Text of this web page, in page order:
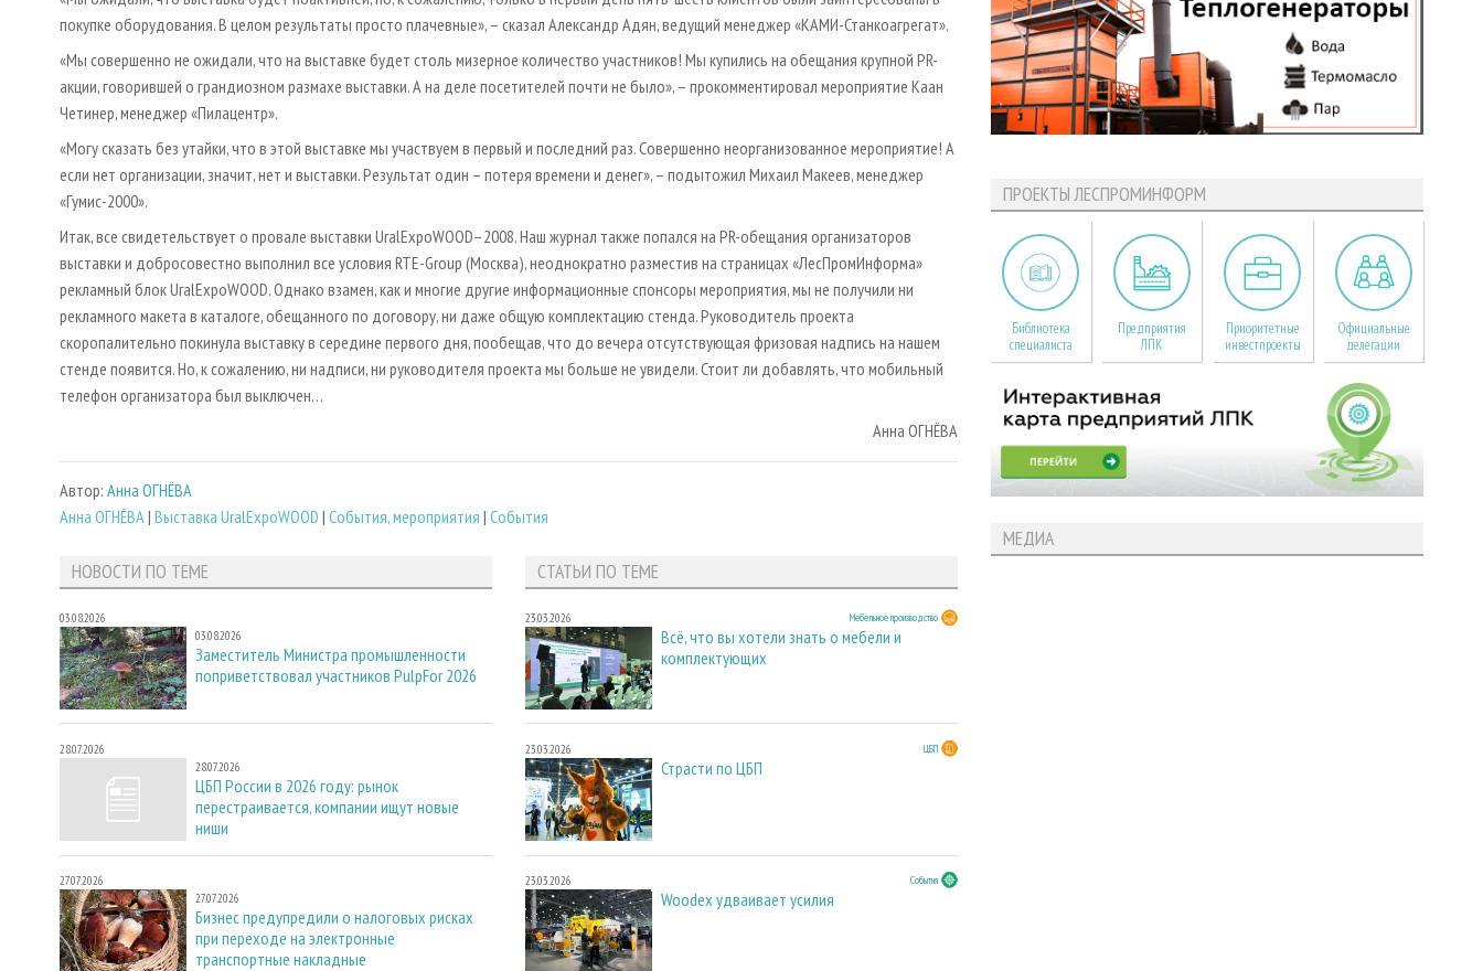
покупке оборудования. В целом результаты просто плачевные», – сказал Александр Адян, ведущий менеджер «КАМИ-Станкоагрегат».
«Мы совершенно не ожидали, что на выставке будет столь мизерное количество участников! Мы купились на обещания крупной PR-
акции, говорившей о грандиозном размахе выставки. А на деле посетителей почти не было», – прокомментировал мероприятие Каан
Четинер, менеджер «Пилацентр».
«Могу сказать без утайки, что в этой выставке мы участвуем в первый и последний раз. Совершенно неорганизованное мероприятие! А
если нет организации, значит, нет и выставки. Результат один – потеря времени и денег», – подытожил Михаил Макеев, менеджер
«Гумис-2000».
Итак, все свидетельствует о провале выставки UralExpoWOOD–2008. Наш журнал также попался на PR-обещания организаторов
выставки и добросовестно выполнил все условия RTE-Group (Москва), неоднократно разместив на страницах «ЛесПромИнформа»
рекламный блок UralExpoWOOD. Однако взамен, как и многие другие информационные спонсоры мероприятия, мы не получили ни
рекламного макета в каталоге, обещанного по договору, ни даже общую комплектацию стенда. Руководитель проекта
скоропалительно покинула выставку в середине первого дня, пообещав, что до вечера отсутствующая фризовая надпись на нашем
стенде появится. Но, к сожалению, ни надписи, ни руководителя проекта мы больше не увидели. Стоит ли добавлять, что мобильный
телефон организатора был выключен…
Анна ОГНЁВА
Автор: Анна ОГНЁВА
Анна ОГНЁВА | Выставка UralExpoWOOD | События, мероприятия | События
НОВОСТИ ПО ТЕМЕ
03.08.2026
03.08.2026
Заместитель Министра промышленности
поприветствовал участников PulpFor 2026
28.07.2026
28.07.2026
ЦБП России в 2026 году: рынок
перестраивается, компании ищут новые
ниши
27.07.2026
27.07.2026
Бизнес предупредили о налоговых рисках
при переходе на электронные
транспортные накладные
СТАТЬИ ПО ТЕМЕ
23.03.2026 Мебельное производство
Всё, что вы хотели знать о мебели и
комплектующих
23.03.2026 ЦБП
Страсти по ЦБП
23.03.2026 События
Woodex удваивает усилия
ПРОЕКТЫ ЛЕСПРОМИНФОРМ
Библиотека
специалиста
Предприятия
ЛПК
Приоритетные
инвестпроекты
Официальные
делегации
МЕДИА